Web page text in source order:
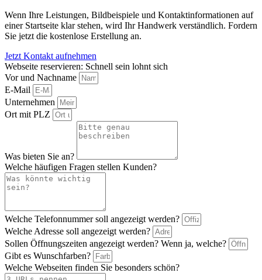
Wenn Ihre Leistungen, Bildbeispiele und Kontaktinformationen auf
einer Startseite klar stehen, wird Ihr Handwerk verständlich. Fordern
Sie jetzt die kostenlose Erstellung an.
Jetzt Kontakt aufnehmen
Webseite reservieren: Schnell sein lohnt sich
Vor und Nachname
E-Mail
Unternehmen
Ort mit PLZ
Was bieten Sie an?
Welche häufigen Fragen stellen Kunden?
Welche Telefonnummer soll angezeigt werden?
Welche Adresse soll angezeigt werden?
Sollen Öffnungszeiten angezeigt werden? Wenn ja, welche?
Gibt es Wunschfarben?
Welche Webseiten finden Sie besonders schön?